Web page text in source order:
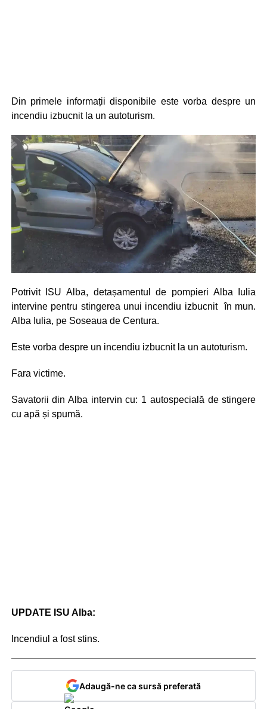
Din primele informații disponibile este vorba despre un
incendiu izbucnit la un autoturism.
Potrivit ISU Alba, detașamentul de pompieri Alba Iulia
intervine pentru stingerea unui incendiu izbucnit în mun.
Alba Iulia, pe Soseaua de Centura.
Este vorba despre un incendiu izbucnit la un autoturism.
Fara victime.
Savatorii din Alba intervin cu: 1 autospecială de stingere
cu apă și spumă.
UPDATE ISU Alba:
Incendiul a fost stins.
Adaugă-ne ca sursă preferată